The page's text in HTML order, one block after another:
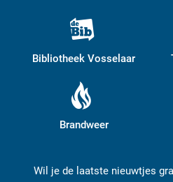
Bibliotheek Vosselaar
Brandweer
Wil je de laatste nieuwtjes